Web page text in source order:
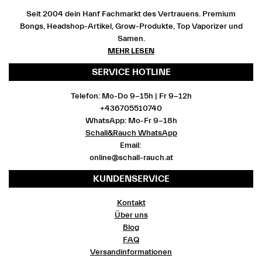
Seit 2004 dein Hanf Fachmarkt des Vertrauens. Premium
Bongs, Headshop-Artikel, Grow-Produkte, Top Vaporizer und
Samen.
MEHR LESEN
SERVICE HOTLINE
Telefon: Mo-Do 9-15h | Fr 9-12h
+436705510740
WhatsApp: Mo-Fr 9-18h
Schall&Rauch WhatsApp
Email:
online@schall-rauch.at
KUNDENSERVICE
Kontakt
Über uns
Blog
FAQ
Versandinformationen